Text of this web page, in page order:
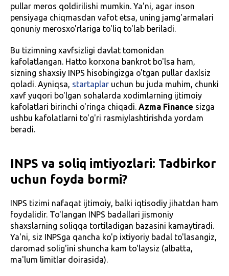
pullar meros qoldirilishi mumkin. Ya'ni, agar inson
pensiyaga chiqmasdan vafot etsa, uning jamg'armalari
qonuniy merosxo'rlariga to'liq to'lab beriladi.
Bu tizimning xavfsizligi davlat tomonidan
kafolatlangan. Hatto korxona bankrot bo'lsa ham,
sizning shaxsiy INPS hisobingizga o'tgan pullar daxlsiz
qoladi. Ayniqsa, startaplar uchun bu juda muhim, chunki
xavf yuqori bo'lgan sohalarda xodimlarning ijtimoiy
kafolatlari birinchi o'ringa chiqadi. Azma Finance sizga
ushbu kafolatlarni to'g'ri rasmiylashtirishda yordam
beradi.
INPS va soliq imtiyozlari: Tadbirkor
uchun foyda bormi?
INPS tizimi nafaqat ijtimoiy, balki iqtisodiy jihatdan ham
foydalidir. To'langan INPS badallari jismoniy
shaxslarning soliqqa tortiladigan bazasini kamaytiradi.
Ya'ni, siz INPSga qancha ko'p ixtiyoriy badal to'lasangiz,
daromad solig'ini shuncha kam to'laysiz (albatta,
ma'lum limitlar doirasida).